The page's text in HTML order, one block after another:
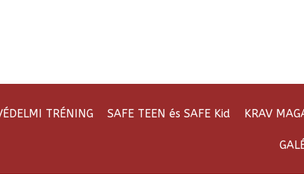
TRÉNING SAFE TEEN és SAFE Kid KRAV